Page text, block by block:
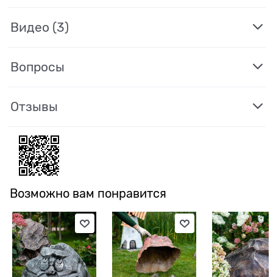
Видео (3)
Вопросы
Отзывы
Возможно вам понравится